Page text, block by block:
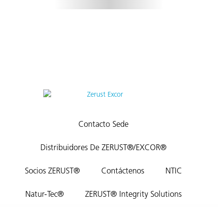
Contacto Sede
Distribuidores De ZERUST®/EXCOR®
Socios ZERUST® Contáctenos NTIC
Natur-Tec® ZERUST® Integrity Solutions